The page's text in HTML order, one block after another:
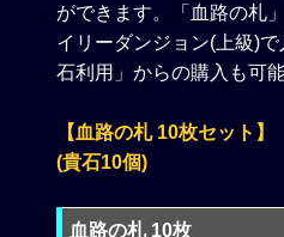
ができます。「血路の札
イリーダンジョン(上級)
石利用」からの購入も可能
【血路の札 10枚セット】
(貴石10個)
血路の札 10枚